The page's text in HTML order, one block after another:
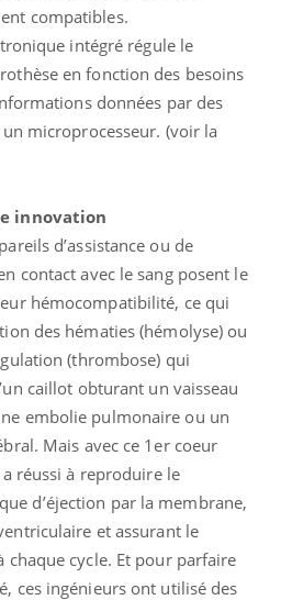
compatibles.
intégré régule le
en fonction des besoins
données par des
microprocesseur. (voir la
innovation
d’assistance ou de
contact avec le sang posent le
hémocompatibilité, ce qui
des hématies (hémolyse) ou
(thrombose) qui
caillot obturant un vaisseau
embolie pulmonaire ou un
Mais avec ce 1er coeur
réussi à reproduire le
d’éjection par la membrane,
et assurant le
chaque cycle. Et pour parfaire
ces ingénieurs ont utilisé des